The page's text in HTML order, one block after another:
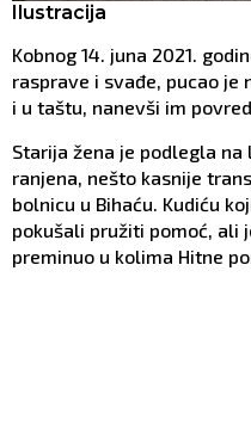
Ilustracija
Kobnog 14. juna 2021.
rasprave i svađe, pucao je
i u taštu, nanevši im
Starija žena je podlegla
ranjena, nešto kasnije
bolnicu u Bihaću. Kudiću
pokušali pružiti pomoć, ali
preminuo u kolima Hitne